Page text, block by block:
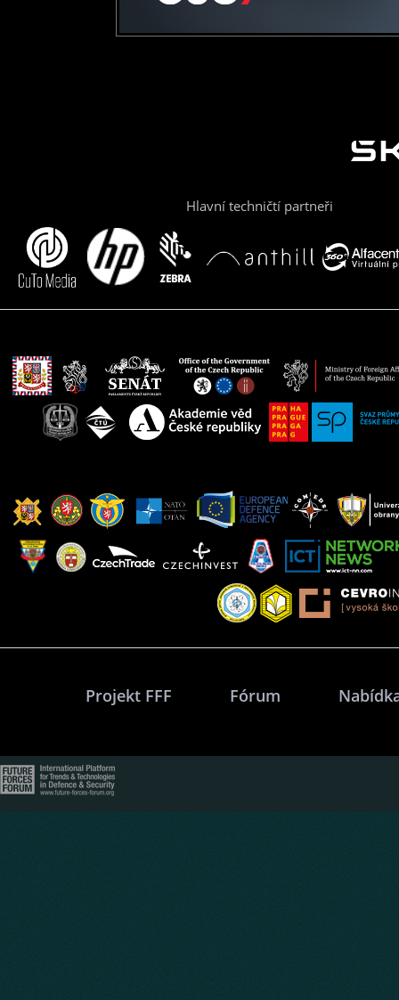
Hlavní techničtí partneři
Projekt FFF Fórum